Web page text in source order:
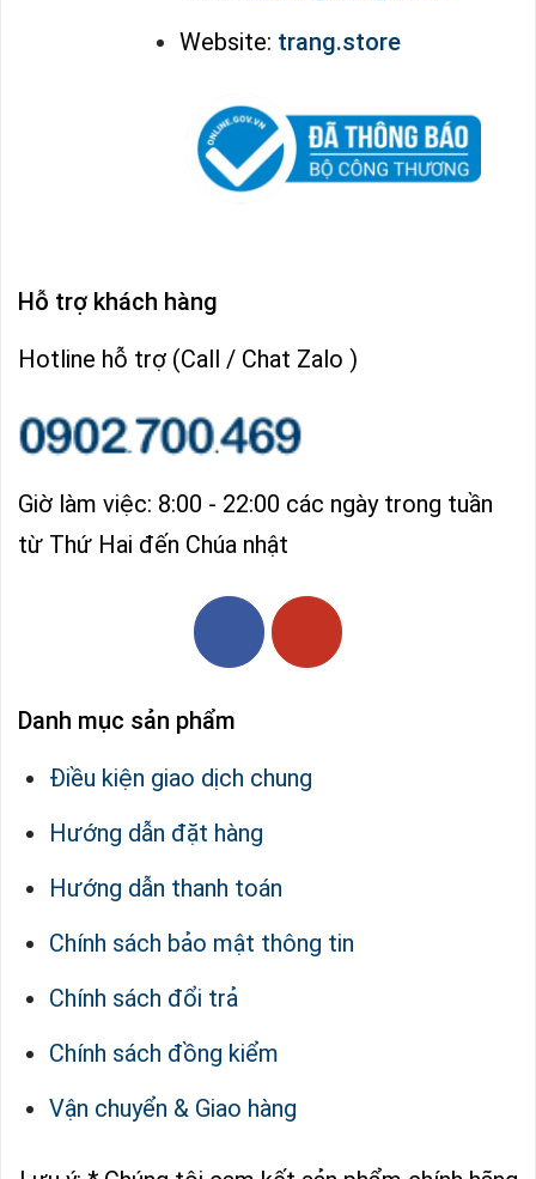
Website: trang.store
Hỗ trợ khách hàng
Hotline hỗ trợ (Call / Chat Zalo )
Giờ làm việc: 8:00 - 22:00 các ngày trong tuần
từ Thứ Hai đến Chúa nhật
Danh mục sản phẩm
Điều kiện giao dịch chung
Hướng dẫn đặt hàng
Hướng dẫn thanh toán
Chính sách bảo mật thông tin
Chính sách đổi trả
Chính sách đồng kiểm
Vận chuyển & Giao hàng